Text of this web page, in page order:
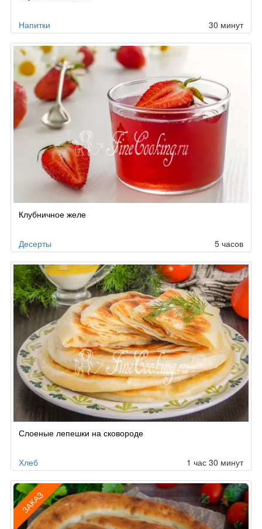
Напитки 30 минут
Клубничное желе
Десерты 5 часов
Слоеные лепешки на сковороде
Хлеб 1 час 30 минут
ЗАКАЗ